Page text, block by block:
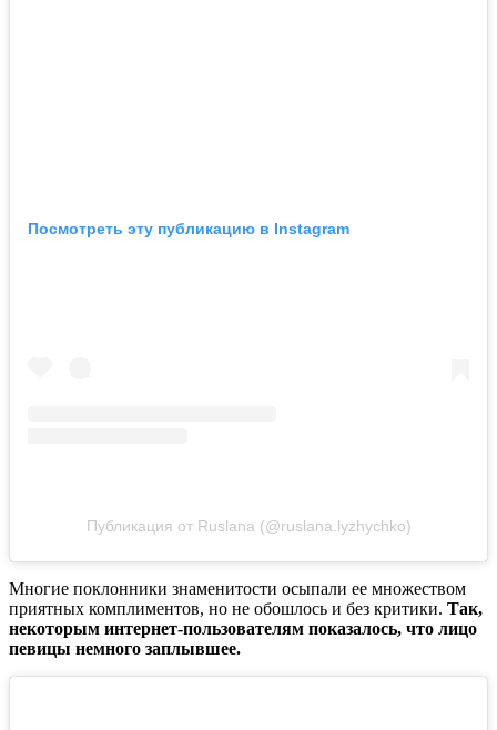
Посмотреть эту публикацию в Instagram
Публикация от Ruslana (@ruslana.lyzhychko)
Многие поклонники знаменитости осыпали ее множеством
приятных комплиментов, но не обошлось и без критики. Так,
некоторым интернет-пользователям показалось, что лицо
певицы немного заплывшее.